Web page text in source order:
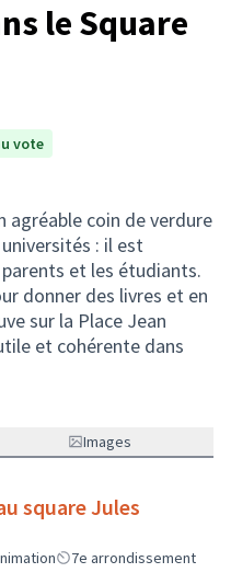
le Square
vote
agréable coin de verdure
: il est
et les étudiants.
donner des livres et en
sur la Place Jean
et cohérente dans
Images
square Jules
7e arrondissement